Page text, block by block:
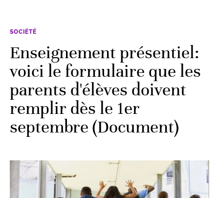
SOCIÉTÉ
Enseignement présentiel:
voici le formulaire que les
parents d'élèves doivent
remplir dès le 1er
septembre (Document)